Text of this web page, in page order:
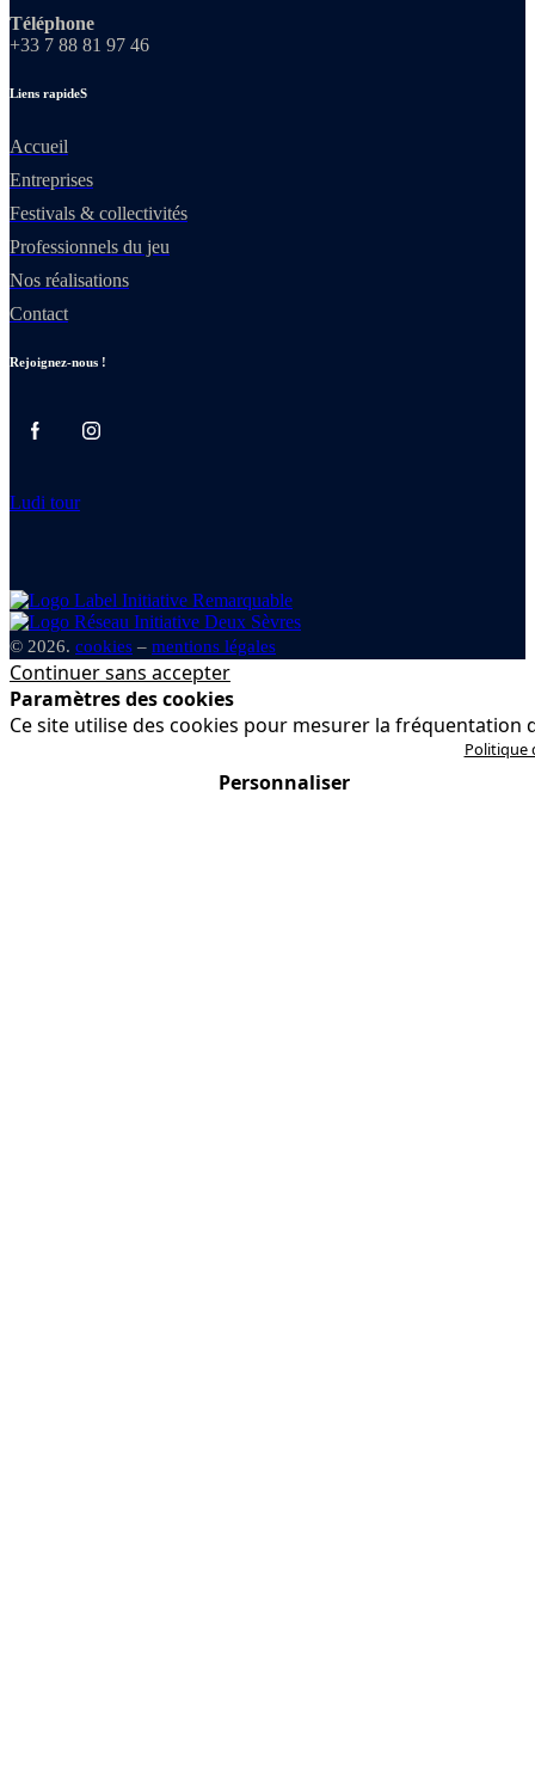
Téléphone
+33 7 88 81 97 46
Liens rapideS
Accueil
Entreprises
Festivals & collectivités
Professionnels du jeu
Nos réalisations
Contact
Rejoignez-nous !
Ludi tour
© 2026. cookies – mentions légales